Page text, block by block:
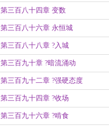
第三百八十四章 变数
第三百八十六章 永恒城
第三百八十八章 ?入城
第三百九十章 ?暗流涌动
第三百九十二章 ?强硬态度
第三百九十四章 ?收场
第三百九十六章 ?啃食